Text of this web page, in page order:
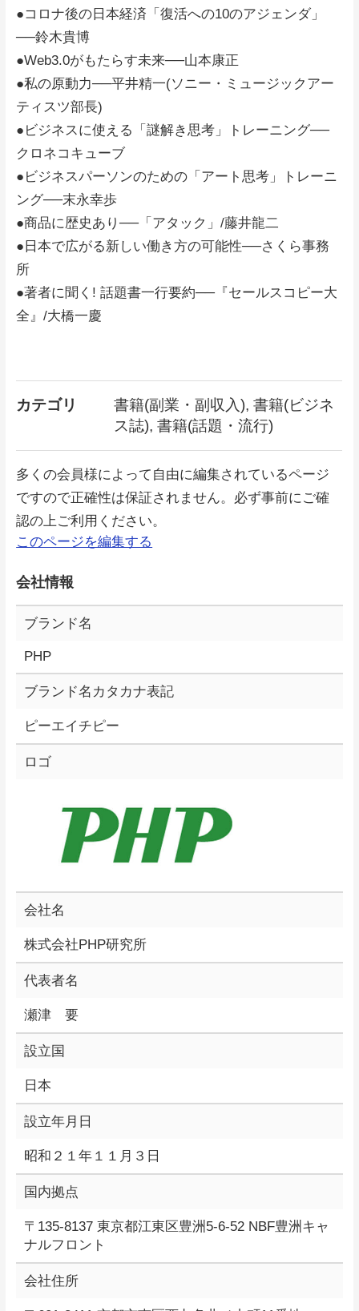
●コロナ後の日本経済「復活への10のアジェンダ」
──鈴木貴博
●Web3.0がもたらす未来──山本康正
●私の原動力──平井精一(ソニー・ミュージックアー
ティスツ部長)
●ビジネスに使える「謎解き思考」トレーニング──
クロネコキューブ
●ビジネスパーソンのための「アート思考」トレーニ
ング──末永幸歩
●商品に歴史あり──「アタック」/藤井龍二
●日本で広がる新しい働き方の可能性──さくら事務
所
●著者に聞く! 話題書一行要約──『セールスコピー大
全』/大橋一慶
カテゴリ
書籍(副業・副収入), 書籍(ビジネ
ス誌), 書籍(話題・流行)
多くの会員様によって自由に編集されているページ
ですので正確性は保証されません。必ず事前にご確
認の上ご利用ください。
このページを編集する
会社情報
ブランド名
PHP
ブランド名カタカナ表記
ピーエイチピー
ロゴ
会社名
株式会社PHP研究所
代表者名
瀬津 要
設立国
日本
設立年月日
昭和２１年１１月３日
国内拠点
〒135-8137 東京都江東区豊洲5-6-52 NBF豊洲キャ
ナルフロント
会社住所